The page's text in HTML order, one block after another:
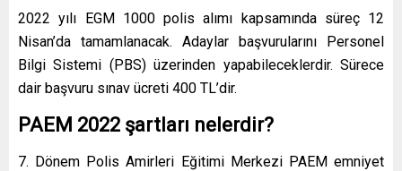
2022 yılı EGM 1000 polis alımı kapsamında süreç 12
Nisan’da tamamlanacak. Adaylar başvurularını Personel
Bilgi Sistemi (PBS) üzerinden yapabileceklerdir. Sürece
dair başvuru sınav ücreti 400 TL’dir.
PAEM 2022 şartları nelerdir?
7. Dönem Polis Amirleri Eğitimi Merkezi PAEM emniyet